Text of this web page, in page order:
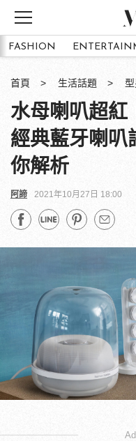
FASHION
首頁 生活話題
水母喇叭超
經典藍牙喇叭
你解析
阿諦 2021年10月27日 18:00